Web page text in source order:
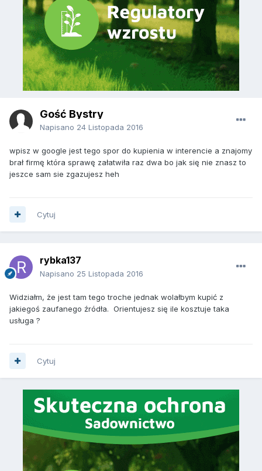
Gość Bystry
Napisano 24 Listopada 2016
wpisz w google jest tego spor do kupienia w interencie a znajomy
brał firmę która sprawę załatwiła raz dwa bo jak się nie znasz to
jeszce sam sie zgazujesz heh
Cytuj
rybka137
Napisano 25 Listopada 2016
Widziałm, że jest tam tego troche jednak wolałbym kupić z
jakiegoś zaufanego źródła. Orientujesz się ile kosztuje taka
usługa ?
Cytuj